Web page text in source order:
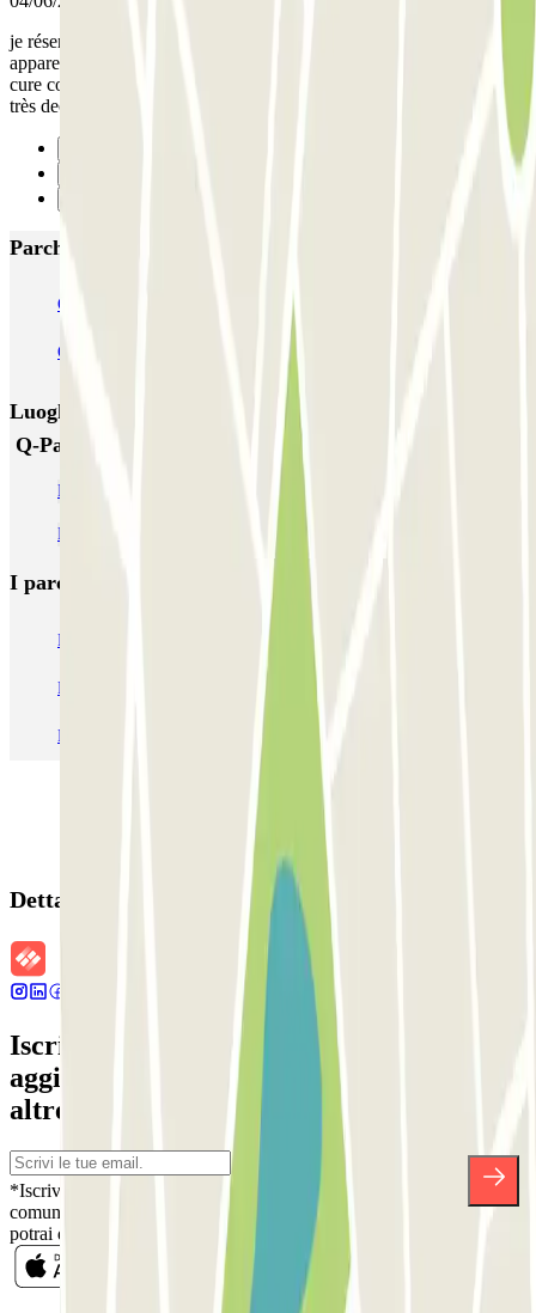
je réserve sur internet pour être tranquille hors pour rentrer et sortir l
appareil ne lis pas la plaque d’immatriculation la borne ne lis pas le
cure code et en plus obligé d attendre 5 mn avant d avoir quelqu’un
très decu
Parcheggi più popolari a Toulon
Q-Park - Mayol Centre Q-Park - Lafayette
Q-Park Zénith Préfecture
Luoghi ed eventi che potrebbero interessarti vicino a
Q-Park Colibri La Rode
Parcheggio Facultés Toulon
Parking Mayol
I parcheggi
Parcheggio Venezia Parcheggio Piazzale Roma Venezia
Parcheggio Roma Parcheggio Milano
Parcheggio Malpensa Terminal 1 Parcheggio Malpensa
Dettagli della prenotazione
Iscriviti alla nostra Newsletter e rimani
aggiornato su sconti, concorsi e tante
altre sorprese.
*Iscrivendoti, accetti la nostra Informativa sulla Privacy per ricevere
comunicazioni commerciali da Parclick. Senza alcun impegno,
potrai disiscriverti quando vuoi direttamente dalla stessa newsletter.